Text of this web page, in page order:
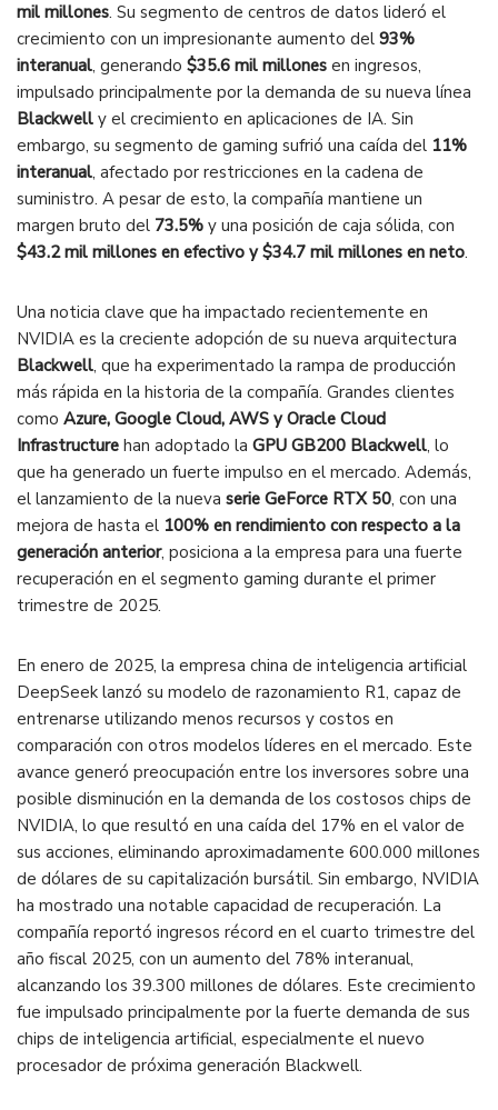
mil millones. Su segmento de centros de datos lideró el
crecimiento con un impresionante aumento del 93%
interanual, generando $35.6 mil millones en ingresos,
impulsado principalmente por la demanda de su nueva línea
Blackwell y el crecimiento en aplicaciones de IA. Sin
embargo, su segmento de gaming sufrió una caída del 11%
interanual, afectado por restricciones en la cadena de
suministro. A pesar de esto, la compañía mantiene un
margen bruto del 73.5% y una posición de caja sólida, con
$43.2 mil millones en efectivo y $34.7 mil millones en neto.
Una noticia clave que ha impactado recientemente en
NVIDIA es la creciente adopción de su nueva arquitectura
Blackwell, que ha experimentado la rampa de producción
más rápida en la historia de la compañía. Grandes clientes
como Azure, Google Cloud, AWS y Oracle Cloud
Infrastructure han adoptado la GPU GB200 Blackwell, lo
que ha generado un fuerte impulso en el mercado. Además,
el lanzamiento de la nueva serie GeForce RTX 50, con una
mejora de hasta el 100% en rendimiento con respecto a la
generación anterior, posiciona a la empresa para una fuerte
recuperación en el segmento gaming durante el primer
trimestre de 2025.
En enero de 2025, la empresa china de inteligencia artificial
DeepSeek lanzó su modelo de razonamiento R1, capaz de
entrenarse utilizando menos recursos y costos en
comparación con otros modelos líderes en el mercado. Este
avance generó preocupación entre los inversores sobre una
posible disminución en la demanda de los costosos chips de
NVIDIA, lo que resultó en una caída del 17% en el valor de
sus acciones, eliminando aproximadamente 600.000 millones
de dólares de su capitalización bursátil. Sin embargo, NVIDIA
ha mostrado una notable capacidad de recuperación. La
compañía reportó ingresos récord en el cuarto trimestre del
año fiscal 2025, con un aumento del 78% interanual,
alcanzando los 39.300 millones de dólares. Este crecimiento
fue impulsado principalmente por la fuerte demanda de sus
chips de inteligencia artificial, especialmente el nuevo
procesador de próxima generación Blackwell.